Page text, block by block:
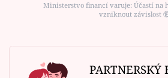
Ministerstvo financí varuje: Účastí na
vzniknout závislost
PARTNERSKÝ